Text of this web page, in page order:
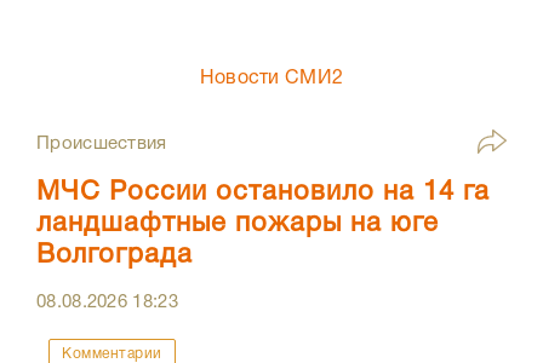
Новости СМИ2
Происшествия
МЧС России остановило на 14 га
ландшафтные пожары на юге
Волгограда
08.08.2026 18:23
Комментарии